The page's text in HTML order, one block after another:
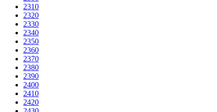
2310
2320
2330
2340
2350
2360
2370
2380
2390
2400
2410
2420